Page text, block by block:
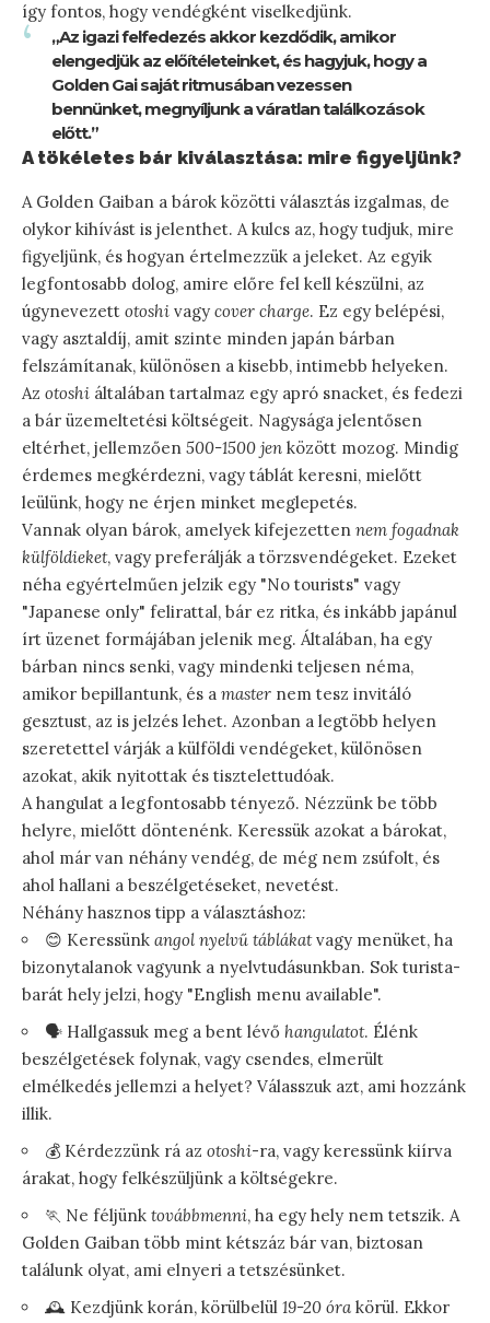
így fontos, hogy vendégként viselkedjünk.
„Az igazi felfedezés akkor kezdődik, amikor
elengedjük az előítéleteinket, és hagyjuk, hogy a
Golden Gai saját ritmusában vezessen
bennünket, megnyíljunk a váratlan találkozások
előtt.”
A tökéletes bár kiválasztása: mire figyeljünk?
A Golden Gaiban a bárok közötti választás izgalmas, de
olykor kihívást is jelenthet. A kulcs az, hogy tudjuk, mire
figyeljünk, és hogyan értelmezzük a jeleket. Az egyik
legfontosabb dolog, amire előre fel kell készülni, az
úgynevezett otoshi vagy cover charge. Ez egy belépési,
vagy asztaldíj, amit szinte minden japán bárban
felszámítanak, különösen a kisebb, intimebb helyeken.
Az otoshi általában tartalmaz egy apró snacket, és fedezi
a bár üzemeltetési költségeit. Nagysága jelentősen
eltérhet, jellemzően 500-1500 jen között mozog. Mindig
érdemes megkérdezni, vagy táblát keresni, mielőtt
leülünk, hogy ne érjen minket meglepetés.
Vannak olyan bárok, amelyek kifejezetten nem fogadnak
külföldieket, vagy preferálják a törzsvendégeket. Ezeket
néha egyértelműen jelzik egy "No tourists" vagy
"Japanese only" felirattal, bár ez ritka, és inkább japánul
írt üzenet formájában jelenik meg. Általában, ha egy
bárban nincs senki, vagy mindenki teljesen néma,
amikor bepillantunk, és a master nem tesz invitáló
gesztust, az is jelzés lehet. Azonban a legtöbb helyen
szeretettel várják a külföldi vendégeket, különösen
azokat, akik nyitottak és tisztelettudóak.
A hangulat a legfontosabb tényező. Nézzünk be több
helyre, mielőtt döntenénk. Keressük azokat a bárokat,
ahol már van néhány vendég, de még nem zsúfolt, és
ahol hallani a beszélgetéseket, nevetést.
Néhány hasznos tipp a választáshoz:
😊 Keressünk angol nyelvű táblákatvagy menüket, ha
bizonytalanok vagyunk a nyelvtudásunkban. Sok turista-
barát hely jelzi, hogy "English menu available".
🗣️ Hallgassuk meg a bent lévő hangulatot. Élénk
beszélgetések folynak, vagy csendes, elmerült
elmélkedés jellemzi a helyet? Válasszuk azt, ami hozzánk
illik.
💰 Kérdezzünk rá az otoshi-ra, vagy keressünk kiírva
árakat, hogy felkészüljünk a költségekre.
🏃‍ Ne féljünk továbbmenni, ha egy hely nem tetszik. A
Golden Gaiban több mint kétszáz bár van, biztosan
találunk olyat, ami elnyeri a tetszésünket.
🕰️ Kezdjünk korán, körülbelül 19-20 óra körül. Ekkor